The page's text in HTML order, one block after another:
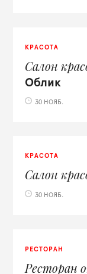
КРАСОТА
Салон
Облик
30 НОЯБ.
КРАСОТА
Салон
30 НОЯБ.
РЕСТОРАН
Ресторан